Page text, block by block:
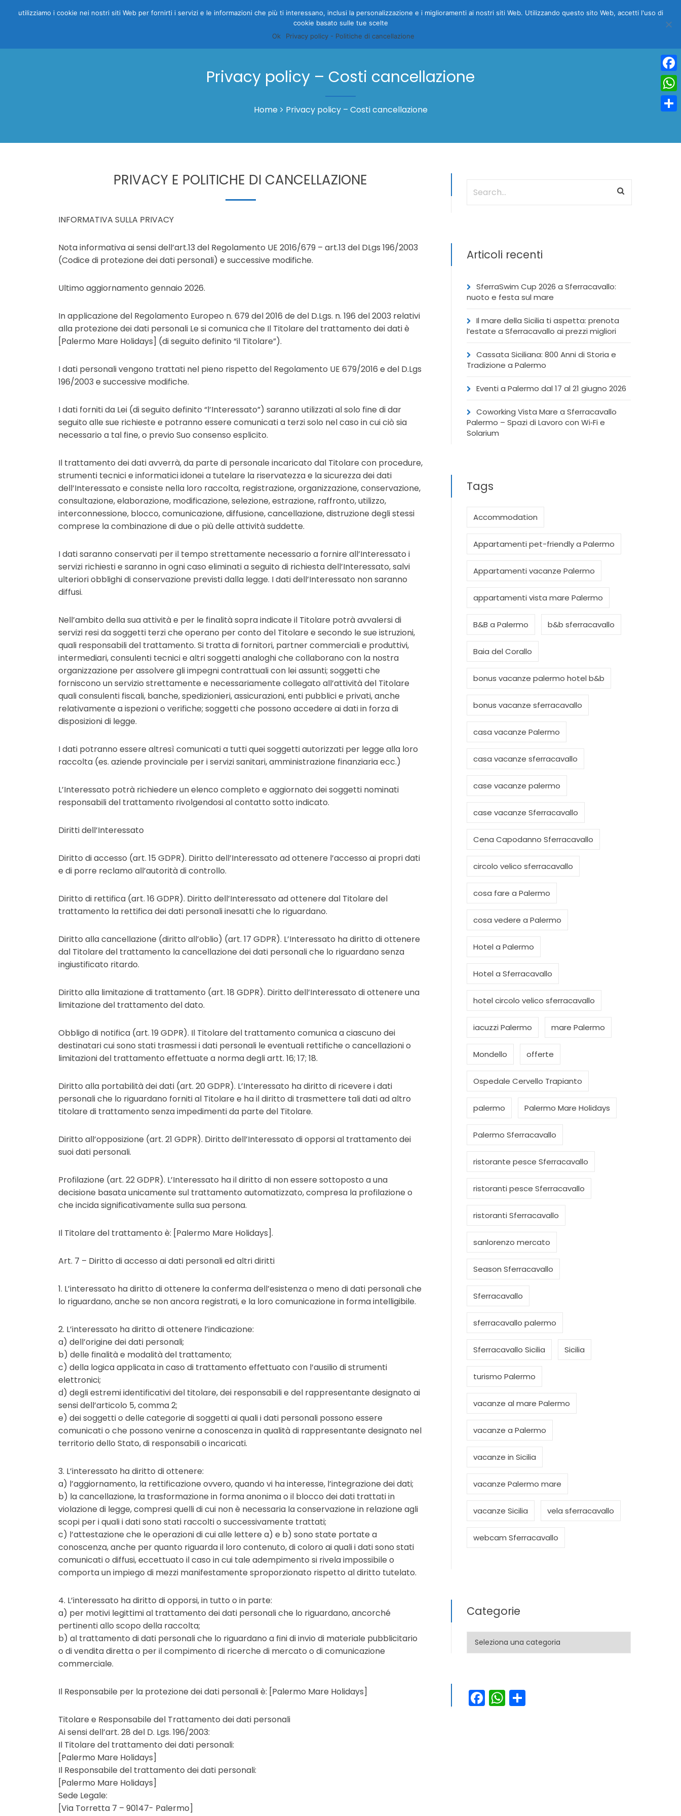
CAMERE GALLERY
Privacy policy – Costi cancellazione
Home Privacy policy – Costi cancellazione
PRIVACY E POLITICHE DI CANCELLAZIONE
INFORMATIVA SULLA PRIVACY
Nota informativa ai sensi dell’art.13 del Regolamento UE 2016/679 – art.13 del DLgs 196/2003
(Codice di protezione dei dati personali) e successive modifiche.
Ultimo aggiornamento gennaio 2026.
In applicazione del Regolamento Europeo n. 679 del 2016 de del D.Lgs. n. 196 del 2003 relativi
alla protezione dei dati personali Le si comunica che Il Titolare del trattamento dei dati è
[Palermo Mare Holidays] (di seguito definito “il Titolare”).
I dati personali vengono trattati nel pieno rispetto del Regolamento UE 679/2016 e del D.Lgs
196/2003 e successive modifiche.
I dati forniti da Lei (di seguito definito “l’Interessato”) saranno utilizzati al solo fine di dar
seguito alle sue richieste e potranno essere comunicati a terzi solo nel caso in cui ciò sia
necessario a tal fine, o previo Suo consenso esplicito.
Il trattamento dei dati avverrà, da parte di personale incaricato dal Titolare con procedure,
strumenti tecnici e informatici idonei a tutelare la riservatezza e la sicurezza dei dati
dell’Interessato e consiste nella loro raccolta, registrazione, organizzazione, conservazione,
consultazione, elaborazione, modificazione, selezione, estrazione, raffronto, utilizzo,
interconnessione, blocco, comunicazione, diffusione, cancellazione, distruzione degli stessi
comprese la combinazione di due o più delle attività suddette.
I dati saranno conservati per il tempo strettamente necessario a fornire all’Interessato i
servizi richiesti e saranno in ogni caso eliminati a seguito di richiesta dell’Interessato, salvi
ulteriori obblighi di conservazione previsti dalla legge. I dati dell’Interessato non saranno
diffusi.
Nell’ambito della sua attività e per le finalità sopra indicate il Titolare potrà avvalersi di
servizi resi da soggetti terzi che operano per conto del Titolare e secondo le sue istruzioni,
quali responsabili del trattamento. Si tratta di fornitori, partner commerciali e produttivi,
intermediari, consulenti tecnici e altri soggetti analoghi che collaborano con la nostra
organizzazione per assolvere gli impegni contrattuali con lei assunti; soggetti che
forniscono un servizio strettamente e necessariamente collegato all’attività del Titolare
quali consulenti fiscali, banche, spedizionieri, assicurazioni, enti pubblici e privati, anche
relativamente a ispezioni o verifiche; soggetti che possono accedere ai dati in forza di
disposizioni di legge.
I dati potranno essere altresì comunicati a tutti quei soggetti autorizzati per legge alla loro
raccolta (es. aziende provinciale per i servizi sanitari, amministrazione finanziaria ecc.)
L’Interessato potrà richiedere un elenco completo e aggiornato dei soggetti nominati
responsabili del trattamento rivolgendosi al contatto sotto indicato.
Diritti dell’Interessato
Diritto di accesso (art. 15 GDPR). Diritto dell’Interessato ad ottenere l’accesso ai propri dati
e di porre reclamo all’autorità di controllo.
Diritto di rettifica (art. 16 GDPR). Diritto dell’Interessato ad ottenere dal Titolare del
trattamento la rettifica dei dati personali inesatti che lo riguardano.
Diritto alla cancellazione (diritto all’oblio) (art. 17 GDPR). L’Interessato ha diritto di ottenere
dal Titolare del trattamento la cancellazione dei dati personali che lo riguardano senza
ingiustificato ritardo.
Diritto alla limitazione di trattamento (art. 18 GDPR). Diritto dell’Interessato di ottenere una
limitazione del trattamento del dato.
Obbligo di notifica (art. 19 GDPR). Il Titolare del trattamento comunica a ciascuno dei
destinatari cui sono stati trasmessi i dati personali le eventuali rettifiche o cancellazioni o
limitazioni del trattamento effettuate a norma degli artt. 16; 17; 18.
Diritto alla portabilità dei dati (art. 20 GDPR). L’Interessato ha diritto di ricevere i dati
personali che lo riguardano forniti al Titolare e ha il diritto di trasmettere tali dati ad altro
titolare di trattamento senza impedimenti da parte del Titolare.
Diritto all’opposizione (art. 21 GDPR). Diritto dell’Interessato di opporsi al trattamento dei
suoi dati personali.
Profilazione (art. 22 GDPR). L’Interessato ha il diritto di non essere sottoposto a una
decisione basata unicamente sul trattamento automatizzato, compresa la profilazione o
che incida significativamente sulla sua persona.
Il Titolare del trattamento è: [Palermo Mare Holidays].
Art. 7 – Diritto di accesso ai dati personali ed altri diritti
1. L’interessato ha diritto di ottenere la conferma dell’esistenza o meno di dati personali che
lo riguardano, anche se non ancora registrati, e la loro comunicazione in forma intelligibile.
2. L’interessato ha diritto di ottenere l’indicazione:
a) dell’origine dei dati personali;
b) delle finalità e modalità del trattamento;
c) della logica applicata in caso di trattamento effettuato con l’ausilio di strumenti
elettronici;
d) degli estremi identificativi del titolare, dei responsabili e del rappresentante designato ai
sensi dell’articolo 5, comma 2;
e) dei soggetti o delle categorie di soggetti ai quali i dati personali possono essere
comunicati o che possono venirne a conoscenza in qualità di rappresentante designato nel
territorio dello Stato, di responsabili o incaricati.
3. L’interessato ha diritto di ottenere:
a) l’aggiornamento, la rettificazione ovvero, quando vi ha interesse, l’integrazione dei dati;
b) la cancellazione, la trasformazione in forma anonima o il blocco dei dati trattati in
violazione di legge, compresi quelli di cui non è necessaria la conservazione in relazione agli
scopi per i quali i dati sono stati raccolti o successivamente trattati;
c) l’attestazione che le operazioni di cui alle lettere a) e b) sono state portate a
conoscenza, anche per quanto riguarda il loro contenuto, di coloro ai quali i dati sono stati
comunicati o diffusi, eccettuato il caso in cui tale adempimento si rivela impossibile o
comporta un impiego di mezzi manifestamente sproporzionato rispetto al diritto tutelato.
4. L’interessato ha diritto di opporsi, in tutto o in parte:
a) per motivi legittimi al trattamento dei dati personali che lo riguardano, ancorché
pertinenti allo scopo della raccolta;
b) al trattamento di dati personali che lo riguardano a fini di invio di materiale pubblicitario
o di vendita diretta o per il compimento di ricerche di mercato o di comunicazione
commerciale.
Il Responsabile per la protezione dei dati personali è: [Palermo Mare Holidays]
Titolare e Responsabile del Trattamento dei dati personali
Ai sensi dell’art. 28 del D. Lgs. 196/2003:
Il Titolare del trattamento dei dati personali:
[Palermo Mare Holidays]
Il Responsabile del trattamento dei dati personali:
[Palermo Mare Holidays]
Sede Legale:
[Via Torretta 7 – 90147- Palermo]
Articoli recenti
SferraSwim Cup 2026 a Sferracavallo:
nuoto e festa sul mare
Il mare della Sicilia ti aspetta: prenota
l’estate a Sferracavallo ai prezzi migliori
Cassata Siciliana: 800 Anni di Storia e
Tradizione a Palermo
Eventi a Palermo dal 17 al 21 giugno 2026
Coworking Vista Mare a Sferracavallo
Palermo – Spazi di Lavoro con Wi‑Fi e
Solarium
Tags
Accommodation
Appartamenti pet-friendly a Palermo
Appartamenti vacanze Palermo
appartamenti vista mare Palermo
B&B a Palermo b&b sferracavallo
Baia del Corallo
bonus vacanze palermo hotel b&b
bonus vacanze sferracavallo
casa vacanze Palermo
casa vacanze sferracavallo
case vacanze palermo
case vacanze Sferracavallo
Cena Capodanno Sferracavallo
circolo velico sferracavallo
cosa fare a Palermo
cosa vedere a Palermo
Hotel a Palermo
Hotel a Sferracavallo
hotel circolo velico sferracavallo
iacuzzi Palermo mare Palermo
Mondello offerte
Ospedale Cervello Trapianto
palermo Palermo Mare Holidays
Palermo Sferracavallo
ristorante pesce Sferracavallo
ristoranti pesce Sferracavallo
ristoranti Sferracavallo
sanlorenzo mercato
Season Sferracavallo
Sferracavallo
sferracavallo palermo
Sferracavallo Sicilia Sicilia
turismo Palermo
vacanze al mare Palermo
vacanze a Palermo
vacanze in Sicilia
vacanze Palermo mare
vacanze Sicilia vela sferracavallo
webcam Sferracavallo
Categorie
Categorie
Facebook
WhatsApp
Condividi
utilizziamo i cookie nei nostri siti Web per fornirti i servizi e le informazioni che più ti interessano, inclusi la personalizzazione e i miglioramenti ai nostri siti Web. Utilizzando questo sito Web, accetti l'uso di
cookie basato sulle tue scelte
Ok
Privacy policy - Politiche di cancellazione